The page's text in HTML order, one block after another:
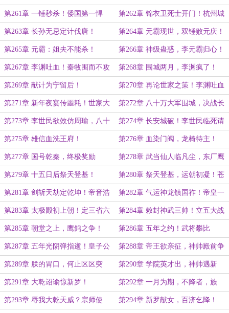
主竟是五尺侏儒？！ 任务开启！
第261章 一锤秒杀！倭国第一悍
将？
第262章 锦衣卫死士开门！杭州城
破
第263章 长孙无忌定计伐唐！ 第264章 元霸现世，双锤败元庆！
第265章 元霸：姐夫不能杀！ 第266章 神级蛊惑，李元霸归心！
第267章 李渊吐血！秦牧围而不攻 第268章 围城两月，李渊疯了！
第269章 献计为宁留后！ 第270章 再论世家之策！李渊吐血
传遗命！
第271章 新年夜宴传噩耗！世家大
族的最后挣扎！
第272章 八十万大军围城，决战长
安！
第273章 李世民欲效仿周瑜，八十
万大军攻城
第274章 长安城破！李世民临死请
求！
第275章 雄信血洗王府！ 第276章 血染门阀，龙椅待主！
第277章 国号乾秦，终极奖励 第278章 武当仙人临凡尘，东厂鹰
犬镇皇城
第279章 十五日后祭天登基！ 第280章 祭天登基，运朝初凝！苍
天雷劫至，圣剑轩辕来！
第281章 剑斩天劫定乾坤！帝音浩
荡传万里
第282章 气运神龙镇国祚！帝皇一
言恩泽天下！
第283章 太极殿初上朝！定三省六
部，封文武百官！
第284章 敕封神武三帅！立五大战
区！
第285章 朝堂之上，鹰鸽之争！ 第286章 五年之约！武将攀比
第287章 五年光阴弹指逝！皇子公
主初长成！
第288章 帝王欲亲征，神帅殿前争
功！
第289章 朕的胃口，何止区区突
厥！
第290章 学院英才出，神帅遇新
题！
第291章 大乾诏谕惊新罗！ 第292章 一月为期，不降者，族
灭！
第293章 辱我大乾天威？宗师使 第294章 新罗献女，百济乞降！